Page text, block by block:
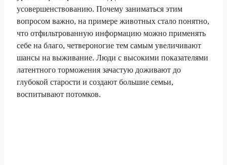
усовершенствованию. Почему заниматься этим
вопросом важно, на примере животных стало понятно,
что отфильтрованную информацию можно применять
себе на благо, четвероногие тем самым увеличивают
шансы на выживание. Люди с высокими показателями
латентного торможения зачастую доживают до
глубокой старости и создают большие семьи,
воспитывают потомков.